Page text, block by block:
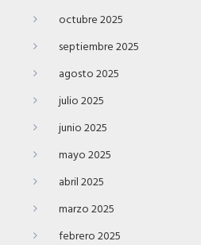
octubre 2025
septiembre 2025
agosto 2025
julio 2025
junio 2025
mayo 2025
abril 2025
marzo 2025
febrero 2025